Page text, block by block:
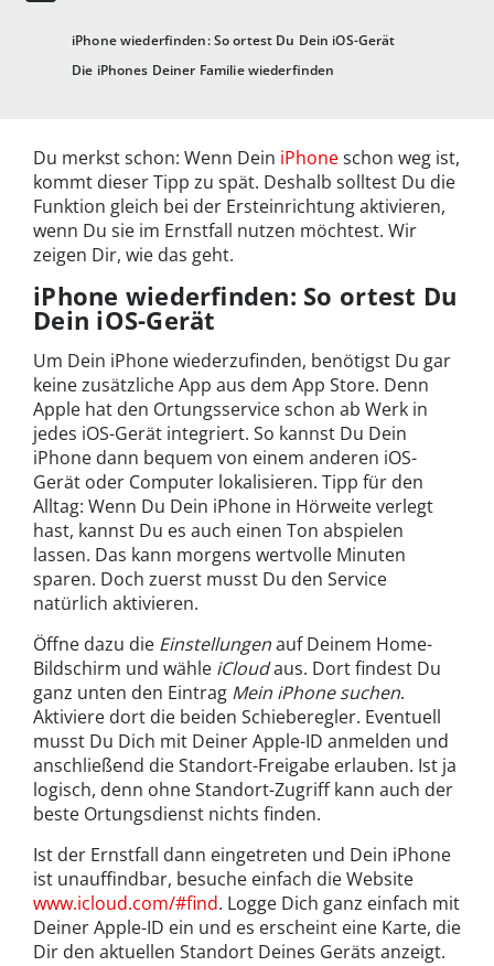
iPhone wiederfinden: So ortest Du Dein iOS-Gerät
Die iPhones Deiner Familie wiederfinden
Du merkst schon: Wenn Dein iPhoneschon weg ist,
kommt dieser Tipp zu spät. Deshalb solltest Du die
Funktion gleich bei der Ersteinrichtung aktivieren,
wenn Du sie im Ernstfall nutzen möchtest. Wir
zeigen Dir, wie das geht.
iPhone wiederfinden: So ortest Du
Dein iOS-Gerät
Um Dein iPhone wiederzufinden, benötigst Du gar
keine zusätzliche App aus dem App Store. Denn
Apple hat den Ortungsservice schon ab Werk in
jedes iOS-Gerät integriert. So kannst Du Dein
iPhone dann bequem von einem anderen iOS-
Gerät oder Computer lokalisieren. Tipp für den
Alltag: Wenn Du Dein iPhone in Hörweite verlegt
hast, kannst Du es auch einen Ton abspielen
lassen. Das kann morgens wertvolle Minuten
sparen. Doch zuerst musst Du den Service
natürlich aktivieren.
Öffne dazu die Einstellungenauf Deinem Home-
Bildschirm und wähle iCloudaus. Dort findest Du
ganz unten den Eintrag Mein iPhone suchen.
Aktiviere dort die beiden Schieberegler. Eventuell
musst Du Dich mit Deiner Apple-ID anmelden und
anschließend die Standort-Freigabe erlauben. Ist ja
logisch, denn ohne Standort-Zugriff kann auch der
beste Ortungsdienst nichts finden.
Ist der Ernstfall dann eingetreten und Dein iPhone
ist unauffindbar, besuche einfach die Website
www.icloud.com/#find. Logge Dich ganz einfach mit
Deiner Apple-ID ein und es erscheint eine Karte, die
Dir den aktuellen Standort Deines Geräts anzeigt.